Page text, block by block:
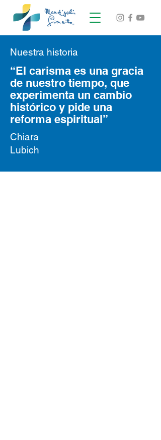
Nuestra historia
“El carisma es una gracia
de nuestro tiempo, que
experimenta un cambio
histórico y pide una
reforma espiritual”
Chiara
Lubich